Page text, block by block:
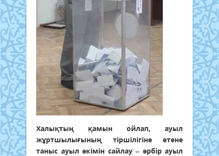
Халықтың қамын ойлап, ауыл
жұртшылығының тіршілігіне етене
таныс ауыл әкімін сайлау – әрбір ауыл